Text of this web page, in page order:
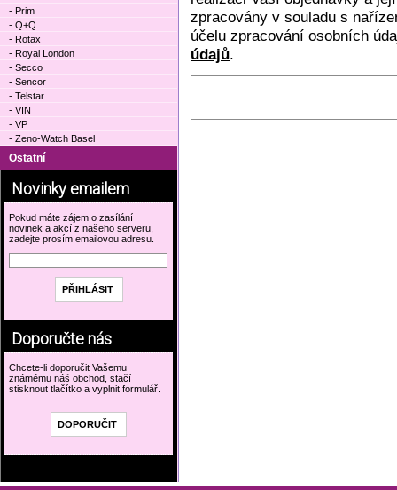
zpracovány v souladu s
účelu zpracování osobních
údajů.
- Prim
- Q+Q
- Rotax
- Royal London
- Secco
- Sencor
- Telstar
- VIN
- VP
- Zeno-Watch Basel
Ostatní
Novinky emailem
Pokud máte zájem o zasílání
novinek a akcí z našeho serveru,
zadejte prosím emailovou adresu.
Doporučte nás
Chcete-li doporučit Vašemu
známému náš obchod, stačí
stisknout tlačítko a vyplnit formulář.